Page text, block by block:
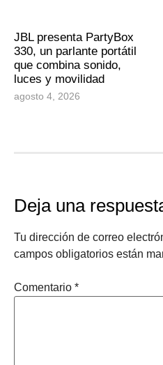
JBL presenta PartyBox
330, un parlante portátil
que combina sonido,
luces y movilidad
agosto 4, 2026
Deja una
Tu dirección de correo
campos obligatorios están
Comentario *